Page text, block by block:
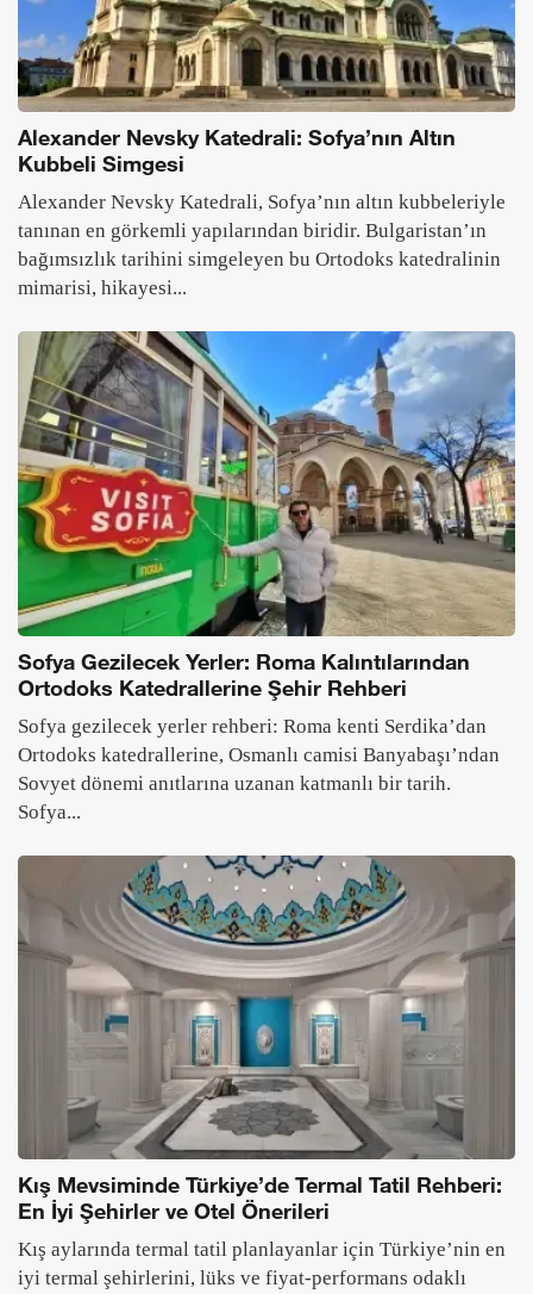
Alexander Nevsky Katedrali: Sofya’nın Altın
Kubbeli Simgesi
Alexander Nevsky Katedrali, Sofya’nın altın kubbeleriyle
tanınan en görkemli yapılarından biridir. Bulgaristan’ın
bağımsızlık tarihini simgeleyen bu Ortodoks katedralinin
mimarisi, hikayesi...
Sofya Gezilecek Yerler: Roma Kalıntılarından
Ortodoks Katedrallerine Şehir Rehberi
Sofya gezilecek yerler rehberi: Roma kenti Serdika’dan
Ortodoks katedrallerine, Osmanlı camisi Banyabaşı’ndan
Sovyet dönemi anıtlarına uzanan katmanlı bir tarih.
Sofya...
Kış Mevsiminde Türkiye’de Termal Tatil Rehberi:
En İyi Şehirler ve Otel Önerileri
Kış aylarında termal tatil planlayanlar için Türkiye’nin en
iyi termal şehirlerini, lüks ve fiyat-performans odaklı